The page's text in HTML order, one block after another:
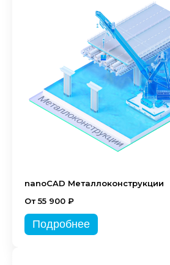
nanoCAD Металлоконструкции
От 55 900 ₽
Подробнее